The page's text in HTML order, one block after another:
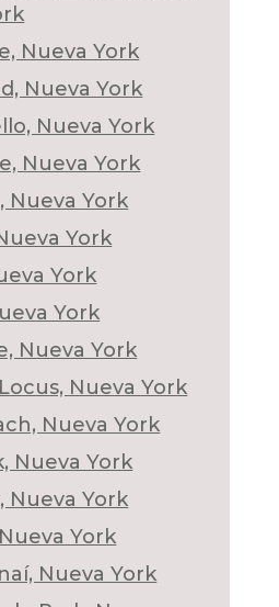
Nueva York
Nueva York
Nueva York
Nueva York
Nueva York
York
York
York
Nueva York
Nueva York
Nueva York
Nueva York
Nueva York
York
Nueva York